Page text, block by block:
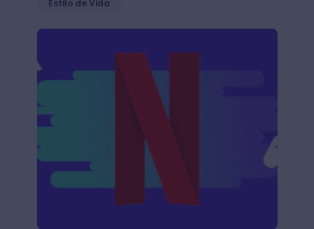
Estilo de Vida
Videojuegos en Netflix: Superando los límites del